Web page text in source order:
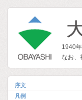
1940
なお、
序文
凡例